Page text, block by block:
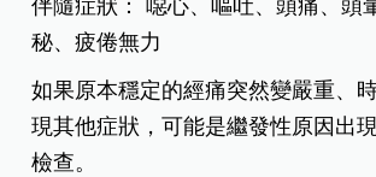
伴隨症狀： 噁心、嘔吐、頭痛、頭
秘、疲倦無力
如果原本穩定的經痛突然變嚴重、
現其他症狀，可能是繼發性原因出
檢查。